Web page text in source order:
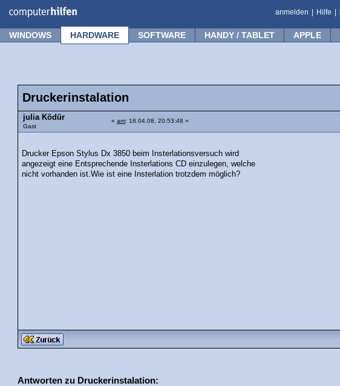
anmelden Hilfe
WINDOWS HARDWARE SOFTWARE HANDY / TABLET APPLE
Druckerinstalation
julia Ködür
Gast
« am: 18.04.08, 20:53:48 »
Drucker Epson Stylus Dx 3850 beim Insterlationsversuch wird
angezeigt eine Entsprechende Insterlations CD einzulegen, welche
nicht vorhanden ist.Wie ist eine Insterlation trotzdem möglich?
Antworten zu Druckerinstalation: